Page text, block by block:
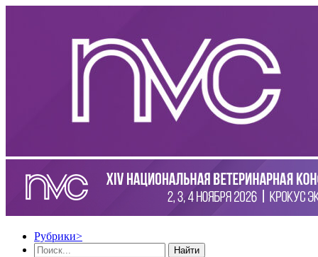
Рубрики>
Найти